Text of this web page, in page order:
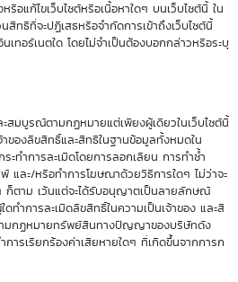
อแก้ไขเว็บไซต์หรือเนื้อหาใดๆ บนเว็บไซต์นี้ ใน
ทธิที่จะปฏิเสธหรือจำกัดการเข้าถึงเว็บไซต์นี้
ทอร์เนตใด โดยไม่จำเป็นต้องบอกกล่าวหรือระบุ
สมบูรณ์ตามกฏหมายแต่เพียงผู้เดียวในเว็บไซต์นี้
ของลิขสิทธิ์และสิทธิในฐานข้อมูลทั้งหมดใน
ะทำการละเมิดโดยการลอกเลียน การทำซ้ำ
และ/หรือทำการโฆษณาด้วยวิธีการใดๆ ไม่ว่าจะ
ก็ตาม เว้นแต่จะได้รับอนุญาตเป็นลายลักษณ์
ทำการละเมิดลิขสิทธิ์ในความเป็นเจ้าของ และสิ
มกฏหมายทรัพย์สินทางปัญญาของบริษัทดัง
ารเรียกร้องค่าเสียหายใดๆ ที่เกิดขึ้นจากการก
คืนเบื้องต้นของ PTTGC01P2609A
0.01 0.01 0.01 0.01
0.01 0.01 0.01 0.01
0.01 0.01 0.01 0.01